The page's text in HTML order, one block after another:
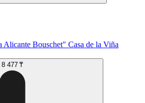
Bouschet" Casa de la Viña
8 477 ₸